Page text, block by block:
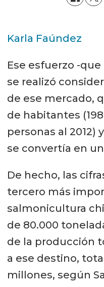
Karla Faúndez
Ese esfuerzo -
se realizó
de ese mercado,
de habitantes
personas al 2012)
se convertía en
De hecho, las
tercero más
salmonicultura
de 80.000
de la producción
a ese destino,
millones, según